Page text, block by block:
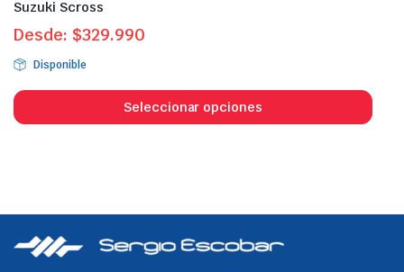
Suzuki Scross
Desde: $329.990
Disponible
Seleccionar opciones